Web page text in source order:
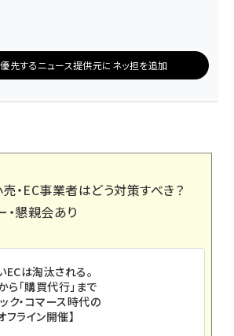
優先するニュース提供元にネッ担を追加
・EC事業者はどう対策すべき？
懇親会あり
は淘汰される。
ら「購買代行」まで
ク・コマース時代の
ライン開催】